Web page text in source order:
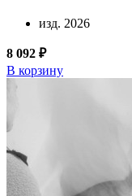
изд. 2026
8 092 ₽
В корзину